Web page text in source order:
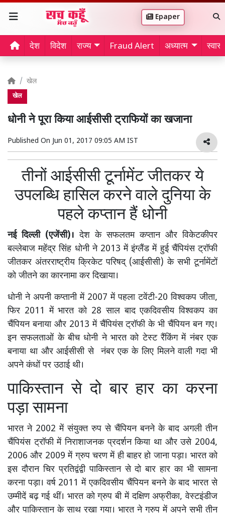
Epaper
देश विदेश राज्य Fraud Alert अध्यात्म
खेल
खेल
धोनी ने पूरा किया आईसीसी ट्राफियों का खजाना
Published On Jun 01, 2017 09:05 AM IST
तीनों आईसीसी टूर्नामेंट जीतकर ये
उपलब्धि हासिल करने वाले दुनिया के
पहले कप्तान हैं धोनी
नई दिल्ली (एजेंसी)। देश के सफलतम कप्तान और विकेटकीपर
बल्लेबाज महेंद्र सिंह धोनी ने 2013 में इंग्लैंड में हुई चैंपियंस ट्रॉफी
जीतकर अंतरराष्ट्रीय क्रिकेट परिषद् (आईसीसी) के सभी टूर्नामेंटों
को जीतने का कारनामा कर दिखाया।
धोनी ने अपनी कप्तानी में 2007 में पहला टवेंटी-20 विश्वकप जीता,
फिर 2011 में भारत को 28 साल बाद एकदिवसीय विश्वकप का
चैंपियन बनाया और 2013 में चैंपियंस ट्रॉफी के भी चैंपियन बन गए।
इन सफलताओं के बीच धोनी ने भारत को टेस्ट रैंकिंग में नंबर एक
बनाया था और आईसीसी से नंबर एक के लिए मिलने वाली गदा भी
अपने कंधों पर उठाई थी।
पाकिस्तान से दो बार हार का करना
पड़ा सामना
भारत ने 2002 में संयुक्त रुप से चैंपियन बनने के बाद अगली तीन
चैंपियंस ट्रॉफी में निराशाजनक प्रदर्शन किया था और उसे 2004,
2006 और 2009 में ग्रुप चरण में ही बाहर हो जाना पड़ा। भारत को
इस दौरान चिर प्रतिद्वंद्वी पाकिस्तान से दो बार हार का भी सामना
करना पड़ा। वर्ष 2011 में एकदिवसीय चैंपियन बनने के बाद भारत से
उम्मीदें बढ़ गई थीं। भारत को ग्रुप बी में दक्षिण अफ्रीका, वेस्टइंडीज
और पाकिस्तान के साथ रखा गया। भारत ने ग्रुप में अपने सभी तीन